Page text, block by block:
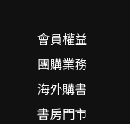
會員權益
團購業務
海外購書
書房門市